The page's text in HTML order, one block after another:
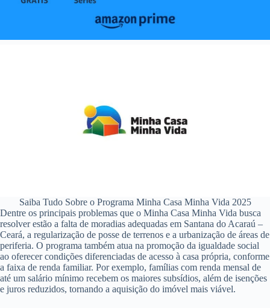
Saiba Tudo Sobre o Programa Minha Casa Minha Vida 2025
Dentre os principais problemas que o Minha Casa Minha Vida busca
resolver estão a falta de moradias adequadas em Santana do Acaraú –
Ceará, a regularização de posse de terrenos e a urbanização de áreas de
periferia. O programa também atua na promoção da igualdade social
ao oferecer condições diferenciadas de acesso à casa própria, conforme
a faixa de renda familiar. Por exemplo, famílias com renda mensal de
até um salário mínimo recebem os maiores subsídios, além de isenções
e juros reduzidos, tornando a aquisição do imóvel mais viável.